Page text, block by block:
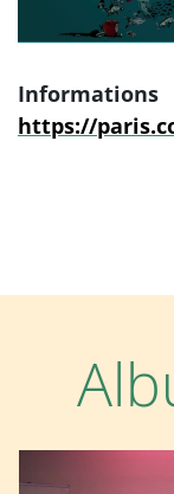
Informations
https://